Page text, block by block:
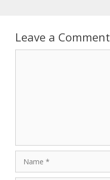
Leave a Comment